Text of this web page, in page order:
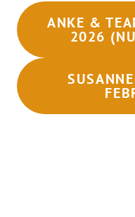
ANKE &
2026